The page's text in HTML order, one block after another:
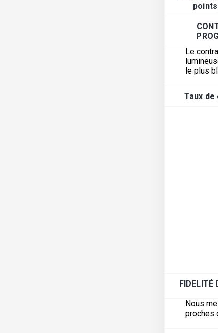
Le
le plus
Taux
FIDELITÉ
Nous
proches